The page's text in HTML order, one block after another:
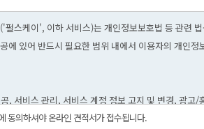
동의하셔야 온라인 견적서가 접수됩니다.